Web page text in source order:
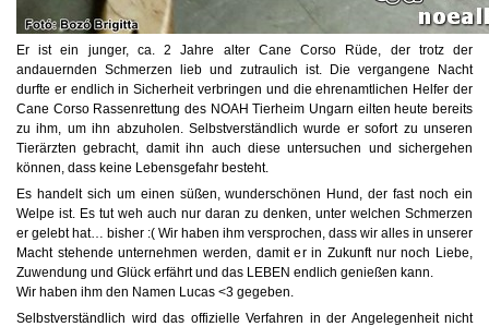
Er ist ein junger, ca. 2 Jahre alter Cane Corso Rüde, der trotz der
andauernden Schmerzen lieb und zutraulich ist. Die vergangene Nacht
durfte er endlich in Sicherheit verbringen und die ehrenamtlichen Helfer der
Cane Corso Rassenrettung des NOAH Tierheim Ungarn eilten heute bereits
zu ihm, um ihn abzuholen. Selbstverständlich wurde er sofort zu unseren
Tierärzten gebracht, damit ihn auch diese untersuchen und sichergehen
können, dass keine Lebensgefahr besteht.
Es handelt sich um einen süßen, wunderschönen Hund, der fast noch ein
Welpe ist. Es tut weh auch nur daran zu denken, unter welchen Schmerzen
er gelebt hat… bisher :( Wir haben ihm versprochen, dass wir alles in unserer
Macht stehende unternehmen werden, damit er in Zukunft nur noch Liebe,
Zuwendung und Glück erfährt und das LEBEN endlich genießen kann.
Wir haben ihm den Namen Lucas <3 gegeben.
Selbstverständlich wird das offizielle Verfahren in der Angelegenheit nicht